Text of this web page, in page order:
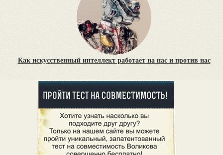
Как искусственный интеллект работает на нас и против нас